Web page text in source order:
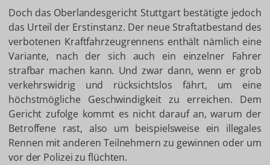
Doch das Oberlandesgericht Stuttgart bestätigte jedoch
das Urteil der Erstinstanz. Der neue Straftatbestand des
verbotenen Kraftfahrzeugrennens enthält nämlich eine
Variante, nach der sich auch ein einzelner Fahrer
strafbar machen kann. Und zwar dann, wenn er grob
verkehrswidrig und rücksichtslos fährt, um eine
höchstmögliche Geschwindigkeit zu erreichen. Dem
Gericht zufolge kommt es nicht darauf an, warum der
Betroffene rast, also um beispielsweise ein illegales
Rennen mit anderen Teilnehmern zu gewinnen oder um
vor der Polizei zu flüchten.